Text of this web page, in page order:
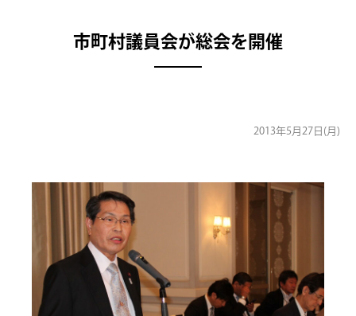
市町村議員会が総会を開催
2013年5月27日(月)